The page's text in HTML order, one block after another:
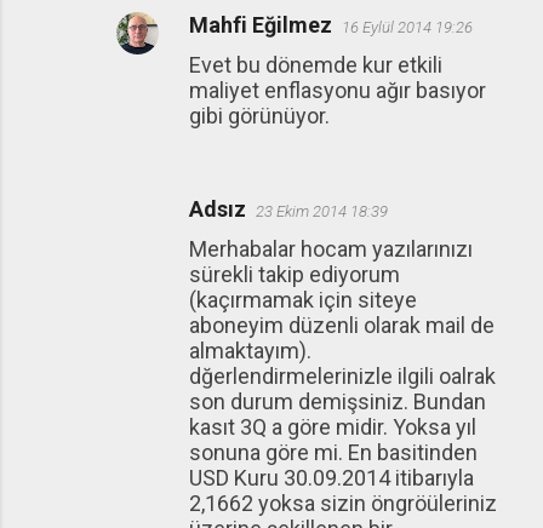
Mahfi Eğilmez 16 Eylül 2014 19:26
Evet bu dönemde kur etkili
maliyet enflasyonu ağır basıyor
gibi görünüyor.
Adsız 23 Ekim 2014 18:39
Merhabalar hocam yazılarınızı
sürekli takip ediyorum
(kaçırmamak için siteye
aboneyim düzenli olarak mail de
almaktayım).
dğerlendirmelerinizle ilgili oalrak
son durum demişsiniz. Bundan
kasıt 3Q a göre midir. Yoksa yıl
sonuna göre mi. En basitinden
USD Kuru 30.09.2014 itibarıyla
2,1662 yoksa sizin öngröüleriniz